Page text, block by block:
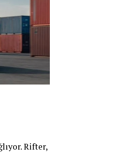
Rifter,